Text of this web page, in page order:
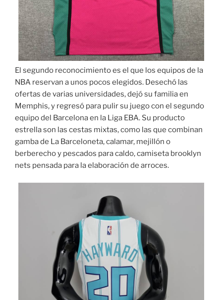
El segundo reconocimiento es el que los equipos de la
NBA reservan a unos pocos elegidos. Desechó las
ofertas de varias universidades, dejó su familia en
Memphis, y regresó para pulir su juego con el segundo
equipo del Barcelona en la Liga EBA. Su producto
estrella son las cestas mixtas, como las que combinan
gamba de La Barceloneta, calamar, mejillón o
berberecho y pescados para caldo, camiseta brooklyn
nets pensada para la elaboración de arroces.